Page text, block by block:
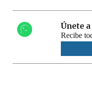
Únete
Recibe